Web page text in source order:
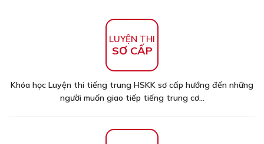
LUYỆN THI
SƠ CẤP
Khóa học Luyện thi tiếng trung HSKK sơ cấp hướng đến những
người muốn giao tiếp tiếng trung cơ...